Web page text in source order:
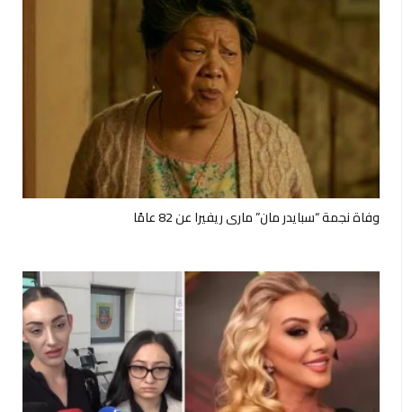
وفاة نجمة “سبايدر مان” ماري ريفيرا عن 82 عامًا